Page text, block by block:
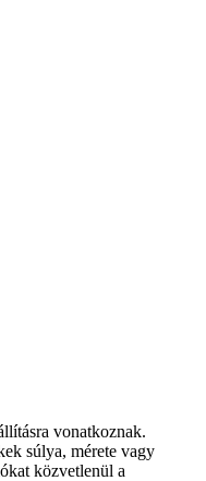
vonatkoznak.
súlya, mérete vagy
közvetlenül a